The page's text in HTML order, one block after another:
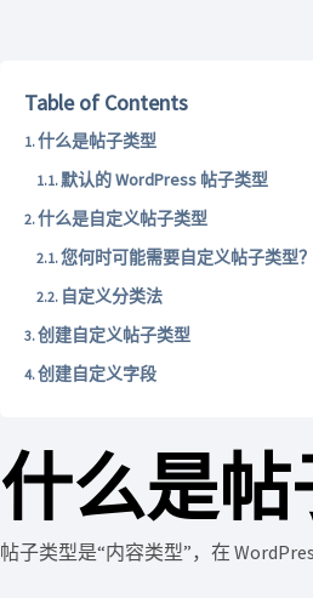
Table of Contents
什么是帖子类型
默认的 WordPress 帖子类型
什么是自定义帖子类型
您何时可能需要自定义帖子类型？
自定义分类法
创建自定义帖子类型
创建自定义字段
什么是
帖子类型是“内容类型”，在